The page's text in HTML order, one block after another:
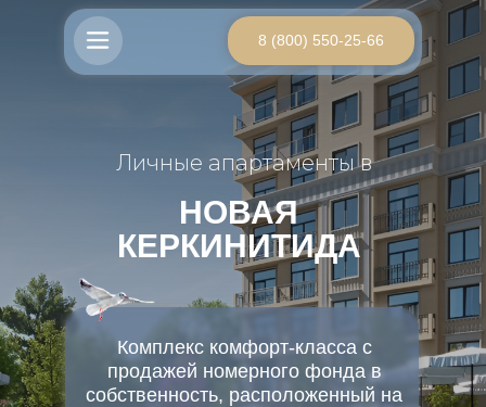
8 (800) 550-25-66
Личные апартаменты в
Комплекс комфорт-класса с
продажей номерного фонда в
собственность, расположенный на
НОВАЯ
КЕРКИНИТИДА